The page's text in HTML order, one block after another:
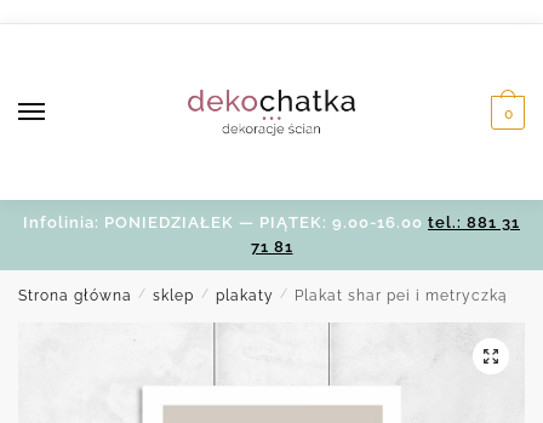
0
Infolinia: PONIEDZIAŁEK — PIĄTEK: 9.00-16.00 tel.: 881 31
71 81
Strona główna / sklep / plakaty / Plakat shar pei i metryczką